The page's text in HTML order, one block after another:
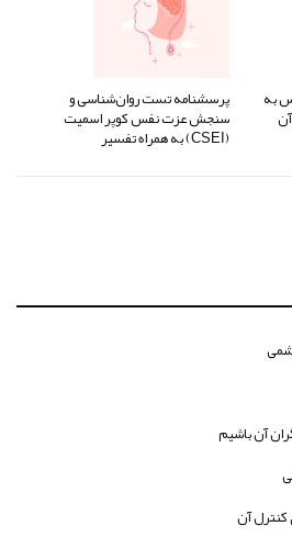
به پرسشنامه تست روان‌شناسی و
سنجش عزت نفس کوپر اسمیت
(CSEI) به همراه تفسیر
آن باشیم
کنترل آن